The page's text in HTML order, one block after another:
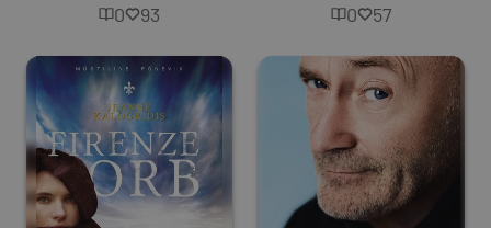
0 93 0 57